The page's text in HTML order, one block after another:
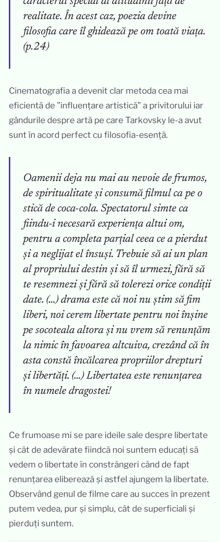
realitate. În acest caz, poezia devine
filosofia care îl ghidează pe om toată viața.
(p.24)
Cinematografia a devenit clar metoda cea mai
eficientă de ”influențare artistică” a privitorului iar
gândurile despre artă pe care Tarkovsky le-a avut
sunt în acord perfect cu filosofia-esență.
Oamenii deja nu mai au nevoie de frumos,
de spiritualitate și consumă filmul ca pe o
stică de coca-cola. Spectatorul simte ca
fiindu-i necesară experiența altui om,
pentru a completa parțial ceea ce a pierdut
și a neglijat el însuși. Trebuie să ai un plan
al propriului destin și să îl urmezi, fără să
te resemnezi și fără să tolerezi orice condiții
date. (…) drama este că noi nu știm să fim
liberi, noi cerem libertate pentru noi înșine
pe socoteala altora și nu vrem să renunțăm
la nimic în favoarea altcuiva, crezând că în
asta constă încălcarea propriilor drepturi
și libertăți. (…) Libertatea este renunțarea
în numele dragostei!
Ce frumoase mi se pare ideile sale despre libertate
și cât de adevărate fiindcă noi suntem educați să
vedem o libertate în constrângeri când de fapt
renunțarea eliberează și astfel ajungem la libertate.
Observând genul de filme care au succes în prezent
putem vedea, pur și simplu, cât de superficiali și
pierduți suntem.